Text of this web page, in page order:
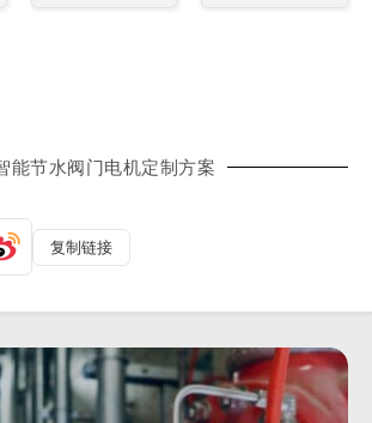
能节水阀门电机定制方案
复制链接